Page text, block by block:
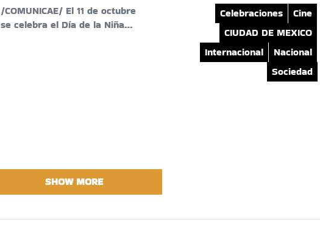
Celebraciones
Cine
CIUDAD DE MEXICO
Internacional
Nacional
Sociedad
/COMUNICAE/ El 11 de octubre
se celebra el Día de la Niña…
SHOW MORE